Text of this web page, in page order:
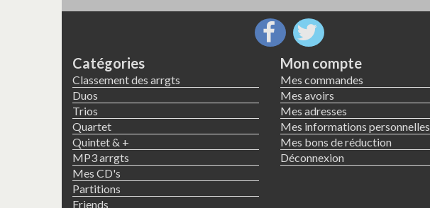
Catégories
Classement des arrgts
Duos
Trios
Quartet
Quintet & +
MP3 arrgts
Mes CD's
Partitions
Friends
Mon compte
Mes commandes
Mes avoirs
Mes adresses
Mes informations personnelles
Mes bons de réduction
Déconnexion